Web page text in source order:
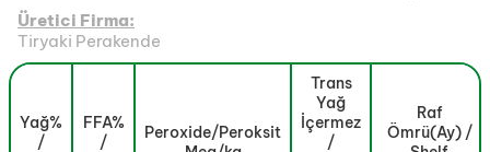
Üretici Firma:
Tiryaki Perakende
Yağ%
/
FFA%
/
Peroxide/Peroksit
Trans
Yağ
İçermez
/
Raf
Ömrü(Ay) /